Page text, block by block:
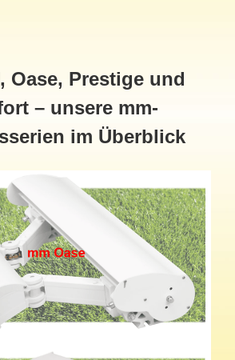
Oase, Prestige und
– unsere mm-
im Überblick